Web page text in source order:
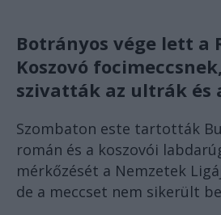
Botrányos vége lett a
Koszovó
szivatták az ultrák és
Szombaton este tartották
román és a koszovói
mérkőzését a Nemzetek
de a meccset nem sikerült